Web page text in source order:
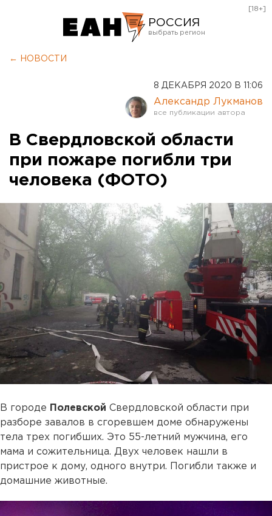
РОССИЯ
Оренбург
[18+]
← НОВОСТИ
8 ДЕКАБРЯ 2020 В 11:06
Александр Лукманов
В Свердловской области
при пожаре погибли три
человека (ФОТО)
В городе Полевской Свердловской области при
разборе завалов в сгоревшем доме обнаружены
тела трех погибших. Это 55-летний мужчина, его
мама и сожительница. Двух человек нашли в
пристрое к дому, одного внутри. Погибли также и
домашние животные.